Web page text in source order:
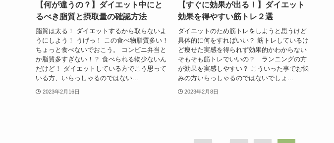
【何が違うの？】ダイエット中にと
るべき脂質と摂取量の確認方法
脂質は太る！ ダイエットするから取らないよ
うにしよう！ うげっ！ この食べ物脂質多い！
ちょっと食べないでおこう。 コンビニ弁当と
か脂質多すぎない！？ 食べられる物少ないん
だけど！ ダイエットしている方でこう思って
いる方、いらっしゃるのではない...
2023年2月16日
【すぐに効果が出る！】ダイエット
効果を得やすい筋トレ２選
ダイエットのため筋トレをしようと思うけど
具体的に何をすればいい？ 筋トレしているけ
ど痩せた実感を得られず効果的かわからない
そもそも筋トレでいいの？ ランニングの方
が効果を実感しやすい？ こういった事でお悩
みの方いらっしゃるのではないでしょ...
2023年2月8日